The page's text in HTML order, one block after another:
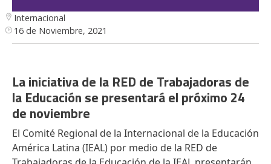
Internacional
16 de Noviembre, 2021
La iniciativa de la RED de Trabajadoras de
la Educación se presentará el próximo 24
de noviembre
El Comité Regional de la Internacional de la Educación
América Latina (IEAL) por medio de la RED de